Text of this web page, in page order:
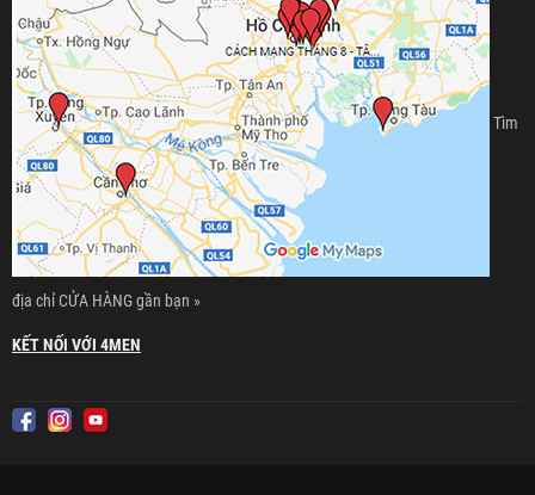
Tìm
địa chỉ CỬA HÀNG gần bạn »
KẾT NỐI VỚI 4MEN